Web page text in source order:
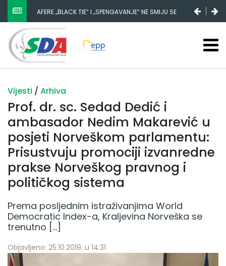
AFERE „BLACK TIE“ I „SPENGAVANJE“ NE SMIJU SE
ZATAŠKATI
Vijesti / Arhiva
Prof. dr. sc. Sedad Dedić i
ambasador Nedim Makarević u
posjeti Norveškom parlamentu:
Prisustvuju promociji izvanredne
prakse Norveškog pravnog i
političkog sistema
Prema posljednim istraživanjima World
Democratic Index-a, Kraljevina Norveška se
trenutno […]
Objavljeno: 25.10.2019. u 14:31